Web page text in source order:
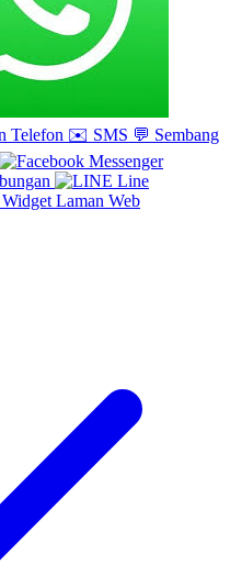
Telefon ✉️ SMS 💬 Sembang
Line
Widget Laman Web